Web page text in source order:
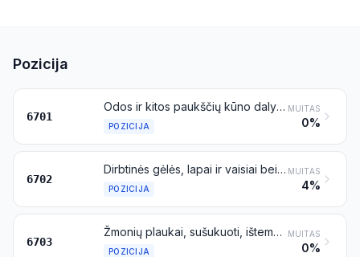
Pozicija
6701
Odos ir kitos paukščių kūno dalys su plunksnomis arba pūkais, plunksnos, plunksnų dalys, pūkai ir jų dirbiniai (išskyrus prekes, priskiriamas 0505 pozicijai, ir apdorotas plunksnas su tvirtais kotais bei plunksnų kotus)
POZICIJA
MUITAS
0%
6702
Dirbtinės gėlės, lapai ir vaisiai bei jų dalys; dirbiniai, pagaminti iš dirbtinių gėlių, lapų arba vaisių
POZICIJA
MUITAS
4%
6703
Žmonių plaukai, sušukuoti, ištempti, išbalinti arba kitu būdu apdoroti; vilna arba kiti gyvūnų plaukai, taip pat kitos tekstilės medžiagos, paruoštos perukų arba panašių dirbinių gamybai
POZICIJA
MUITAS
0%